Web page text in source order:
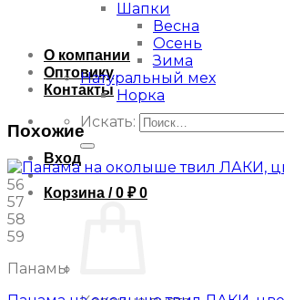
О компании
Оптовику
Контакты
Искать:
Вход
Корзина /0 ₽ 0
Шапки
Весна
Осень
Зима
Натуральный мех
Норка
Похожие
56
57
58
59
Панамы